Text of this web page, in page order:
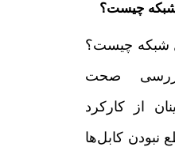
چیست؟
شبکه چیست؟
صحت
از کارکرد
کابل‌ها